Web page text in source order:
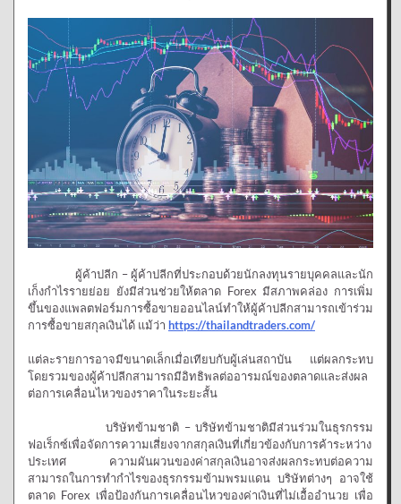
ผู้ค้าปลีก – ผู้ค้าปลีกที่ประกอบด้วยนักลงทุนรายบุคคลและนัก
เก็งกำไรรายย่อย ยังมีส่วนช่วยให้ตลาด Forex มีสภาพคล่อง การเพิ่ม
ขึ้นของแพลตฟอร์มการซื้อขายออนไลน์ทำให้ผู้ค้าปลีกสามารถเข้าร่วม
การซื้อขายสกุลเงินได้ แม้ว่า https://thailandtraders.com/
แต่ละรายการอาจมีขนาดเล็กเมื่อเทียบกับผู้เล่นสถาบัน แต่ผลกระทบ
โดยรวมของผู้ค้าปลีกสามารถมีอิทธิพลต่ออารมณ์ของตลาดและส่งผล
ต่อการเคลื่อนไหวของราคาในระยะสั้น
บริษัทข้ามชาติ – บริษัทข้ามชาติมีส่วนร่วมในธุรกรรม
ฟอเร็กซ์เพื่อจัดการความเสี่ยงจากสกุลเงินที่เกี่ยวข้องกับการค้าระหว่าง
ประเทศ ความผันผวนของค่าสกุลเงินอาจส่งผลกระทบต่อความ
สามารถในการทำกำไรของธุรกรรมข้ามพรมแดน บริษัทต่างๆ อาจใช้
ตลาด Forex เพื่อป้องกันการเคลื่อนไหวของค่าเงินที่ไม่เอื้ออำนวย เพื่อ